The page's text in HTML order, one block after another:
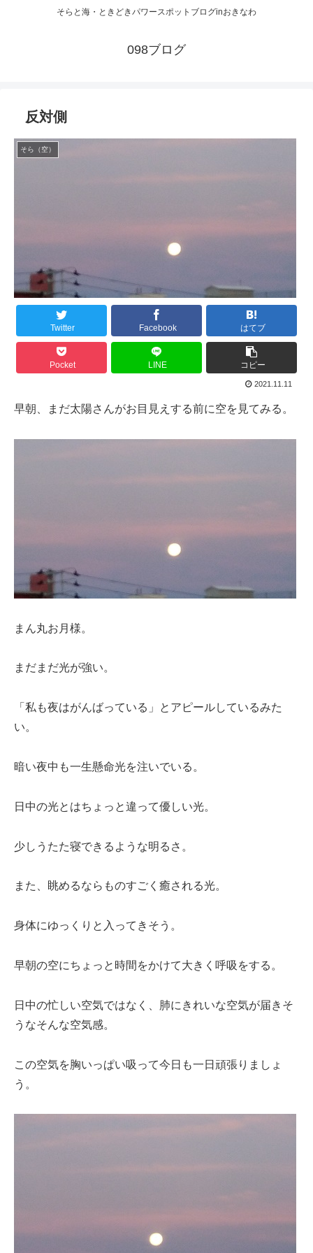
そらと海・ときどきパワースポットブログinおきなわ
098ブログ
反対側
そら（空）
Twitter Facebook はてブ
Pocket LINE コピー
2021.11.11
早朝、まだ太陽さんがお目見えする前に空を見てみる。
まん丸お月様。
まだまだ光が強い。
「私も夜はがんばっている」とアピールしているみた
い。
暗い夜中も一生懸命光を注いでいる。
日中の光とはちょっと違って優しい光。
少しうたた寝できるような明るさ。
また、眺めるならものすごく癒される光。
身体にゆっくりと入ってきそう。
早朝の空にちょっと時間をかけて大きく呼吸をする。
日中の忙しい空気ではなく、肺にきれいな空気が届きそ
うなそんな空気感。
この空気を胸いっぱい吸って今日も一日頑張りましょ
う。